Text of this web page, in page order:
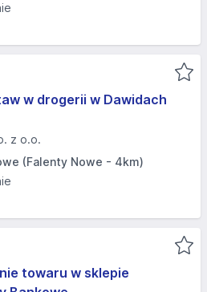
w drogerii w Dawidach
z o.o.
(Falenty Nowe - 4km)
towaru w sklepie